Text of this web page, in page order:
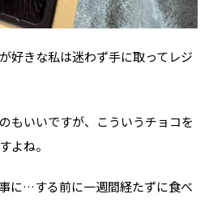
好きな私は迷わず手に取ってレジ
もいいですが、こういうチョコを
よね。
に…する前に一週間経たずに食べ